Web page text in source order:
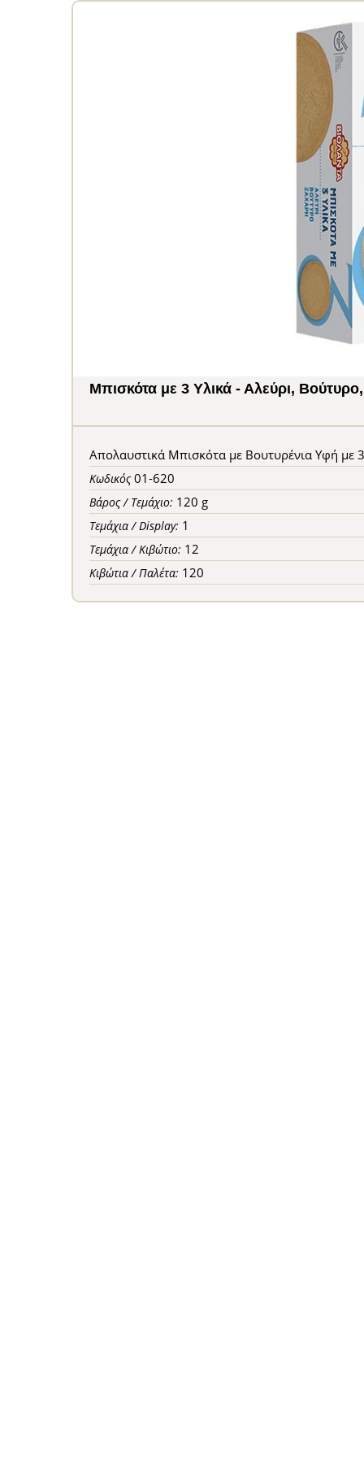
Μπισκότα με 3 Υλικά - Αλεύρι,
Απολαυστικά Μπισκότα με Βουτυρένια Υφή με
Κωδικός 01-620
Βάρος / Τεμάχιο: 120 g
Τεμάχια / Display: 1
Τεμάχια / Κιβώτιο: 12
Κιβώτια / Παλέτα: 120